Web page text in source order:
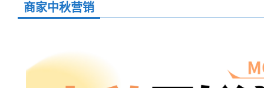
商家中秋营销